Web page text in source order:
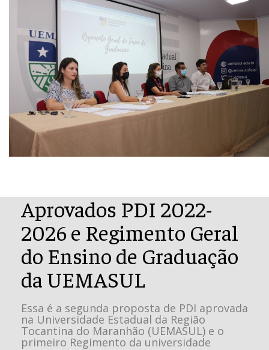
Aprovados PDI 2022-
2026 e Regimento Geral
do Ensino de Graduação
da UEMASUL
Essa é a segunda proposta de PDI aprovada
na Universidade Estadual da Região
Tocantina do Maranhão (UEMASUL) e o
primeiro Regimento da universidade